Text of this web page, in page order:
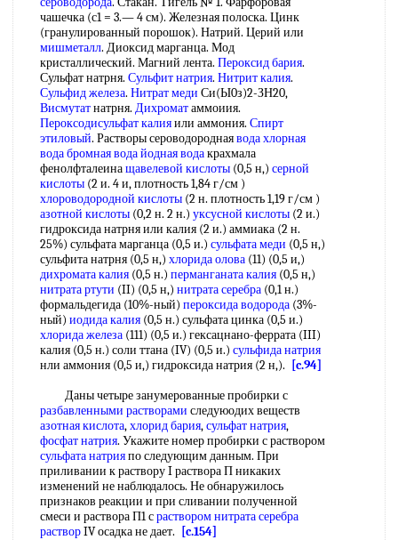
чашечка (с1 = 3.— 4 см). Железная полоска. Цинк
(гранулированный порошок). Натрий. Церий или
мишметалл. Диоксид марганца. Мод
кристаллический. Магний лента. Пероксид бария.
Сульфат натрня. Сульфит натрия. Нитрит калия.
Сульфид железа. Нитрат меди Си(Ы0з)2-ЗН20,
Висмутатнатрня. Дихроматаммоиия.
Пероксодисульфат калияили аммония. Спирт
этиловый. Растворы сероводороднаявода хлорная
вода бромнаявода йодная водакрахмала
фенолфталеинащавелевой кислоты (0,5 н,) серной
кислоты (2 и. 4 и, плотность 1,84 г/см )
хлороводородной кислоты (2 н. плотность 1,19 г/см )
азотной кислоты (0,2 н. 2 н.) уксусной кислоты (2 и.)
гидроксида натрня или калия (2 и.) аммиака (2 н.
25%) сульфата марганца (0,5 и.) сульфата меди (0,5 н,)
сульфита натрня (0,5 н,) хлорида олова (11) (0,5 и,)
дихромата калия (0,5 н.) перманганата калия (0,5 н,)
нитрата ртути (II) (0,5 н,) нитрата серебра (0,1 н.)
формальдегида (10%-ный) пероксида водорода (3%-
ный) иодида калия (0,5 н.) сульфата цинка (0,5 и.)
хлорида железа (111) (0,5 и.) гексацнано-феррата (III)
калия (0,5 н.) соли ттана (IV) (0,5 и.) сульфида натрия
нли аммония (0,5 и,) гидроксида натрия (2 н,).
[c.94]
Даны четыре занумерованные пробирки с
разбавленными растворами следуюодих веществ
азотная кислота,хлорид бария,сульфат натрия,
фосфат натрия. Укажите номер пробирки с раствором
сульфата натрияпо следующим данным. При
приливании к раствору I раствора П никаких
изменений не наблюдалось. Не обнаружилось
признаков реакции и при сливании полученной
смеси и раствора П1 сраствором нитрата серебра
растворIV осадка не дает.
[c.154]